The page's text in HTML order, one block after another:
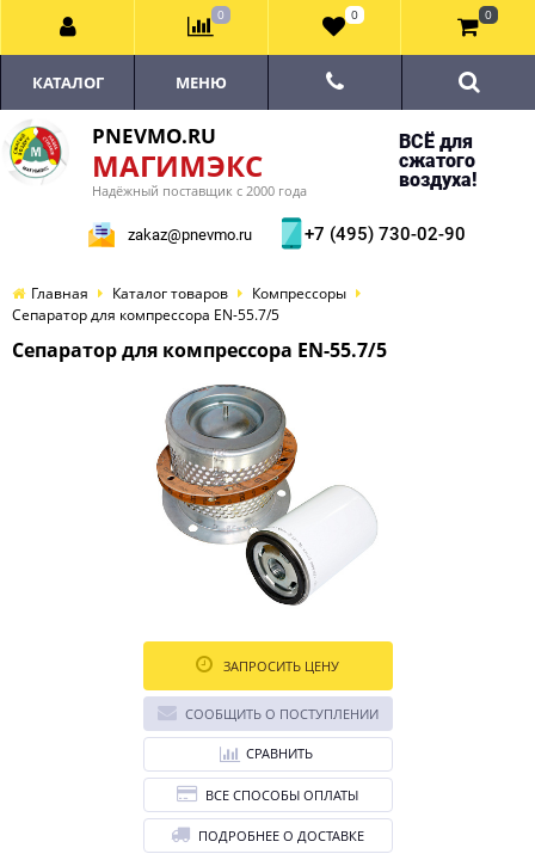
PNEVMO.RU
МАГИМЭКС
Надёжный поставщик с 2000 года
ВСЁ для
сжатого
воздуха!
zakaz@pnevmo.ru +7 (495) 730-02-90
КАТАЛОГ МЕНЮ
Главная Каталог товаров
Компрессоры
Сепаратор для компрессора EN-55.7/5
Сепаратор для компрессора EN-55.7/5
ЗАПРОСИТЬ ЦЕНУ
СООБЩИТЬ О ПОСТУПЛЕНИИ
СРАВНИТЬ
ВСЕ СПОСОБЫ ОПЛАТЫ
ПОДРОБНЕЕ О ДОСТАВКЕ
0 0 0